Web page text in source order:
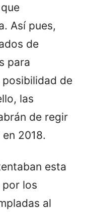
Así pues,
de
para
de
las
de regir
2018.
esta
los
al